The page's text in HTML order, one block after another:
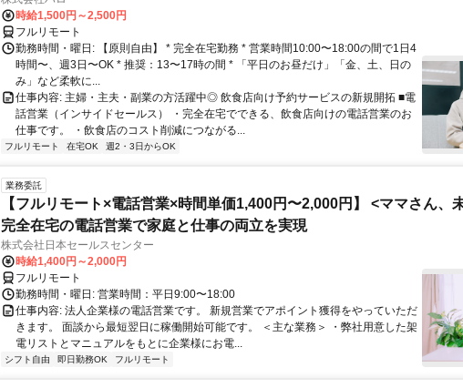
時給1,500円～2,500円
フルリモート
勤務時間・曜日: 【原則自由】 * 完全在宅勤務 * 営業時間10:00〜18:00の間で1日4
時間〜、週3日〜OK * 推奨：13〜17時の間 * 「平日のお昼だけ」「金、土、日の
み」など柔軟に...
仕事内容: 主婦・主夫・副業の方活躍中◎ 飲食店向け予約サービスの新規開拓 ■電
話営業（インサイドセールス） ・完全在宅でできる、飲食店向けの電話営業のお
仕事です。 ・飲食店のコスト削減につながる...
フルリモート 在宅OK 週2・3日からOK
業務委託
【フルリモート×電話営業×時間単価1,400円〜2,000円】 <ママさん、
完全在宅の電話営業で家庭と仕事の両立を実現
株式会社日本セールスセンター
時給1,400円～2,000円
フルリモート
勤務時間・曜日: 営業時間：平日9:00〜18:00
仕事内容: 法人企業様の電話営業です。 新規営業でアポイント獲得をやっていただ
きます。 面談から最短翌日に稼働開始可能です。 ＜主な業務＞ ・弊社用意した架
電リストとマニュアルをもとに企業様にお電...
シフト自由 即日勤務OK フルリモート